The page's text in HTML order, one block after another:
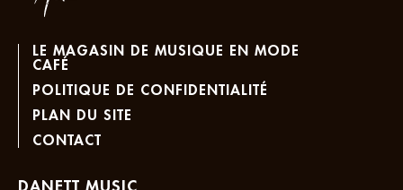
LE MAGASIN DE MUSIQUE EN MODE
CAFÉ
POLITIQUE DE CONFIDENTIALITÉ
PLAN DU SITE
CONTACT
DANETT MUSIC